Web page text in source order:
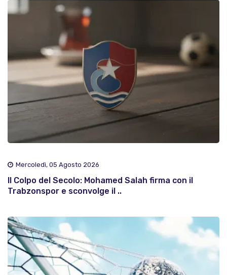
Mercoledì, 05 Agosto 2026
Il Colpo del Secolo: Mohamed Salah firma con il
Trabzonspor e sconvolge il ..